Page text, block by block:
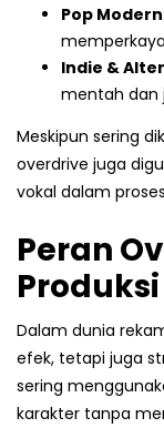
Pop Modern
Indie &
mentah dan
Meskipun sering
overdrive juga
vokal dalam
Peran
Dalam dunia
efek, tetapi juga
sering
karakter tanpa